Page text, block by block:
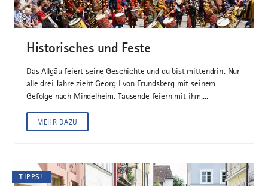
©
Historisches und Feste
Das Allgäu feiert seine Geschichte und du bist mittendrin: Nur
alle drei Jahre zieht Georg I von Frundsberg mit seinem
Gefolge nach Mindelheim. Tausende feiern mit ihm,...
MEHR DAZU
TIPPS!